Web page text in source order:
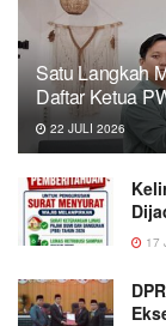
Satu Langkah
Daftar Ketua
22 JULI 2026
17